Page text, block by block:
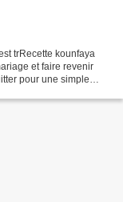
trRecette kounfaya
et faire revenir
pour une simple